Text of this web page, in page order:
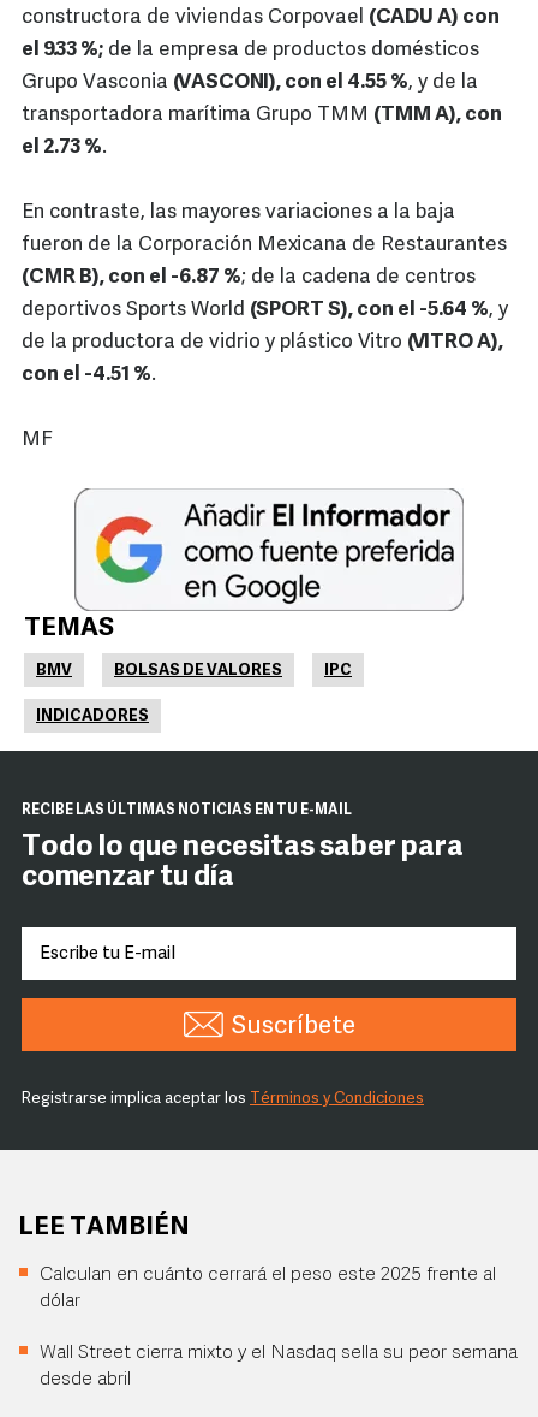
constructora de viviendas Corpovael (CADU A) con
el 9.33 %; de la empresa de productos domésticos
Grupo Vasconia (VASCONI), con el 4.55 %, y de la
transportadora marítima Grupo TMM (TMM A), con
el 2.73 %.
En contraste, las mayores variaciones a la baja
fueron de la Corporación Mexicana de Restaurantes
(CMR B), con el -6.87 %; de la cadena de centros
deportivos Sports World (SPORT S), con el -5.64 %, y
de la productora de vidrio y plástico Vitro (VITRO A),
con el -4.51 %.
MF
TEMAS
BMV BOLSAS DE VALORES IPC
INDICADORES
RECIBE LAS ÚLTIMAS NOTICIAS EN TU E-MAIL
Todo lo que necesitas saber para
comenzar tu día
Suscríbete
Registrarse implica aceptar los Términos y Condiciones
LEE TAMBIÉN
Calculan en cuánto cerrará el peso este 2025 frente al
dólar
Wall Street cierra mixto y el Nasdaq sella su peor semana
desde abril